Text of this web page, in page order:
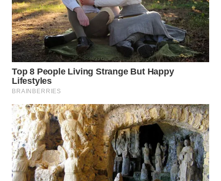
WN
KARO
WN
SIMALUNGUN
WN
LABUHANBATU
WN
TAPANULI
TENGAH
WN DELI